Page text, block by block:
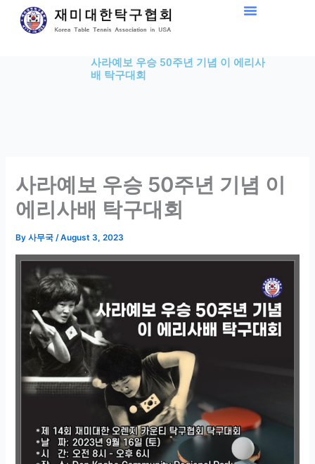
사라예보 우승 50주년 기념 이 에리사
배 탁구대회
사라예보 우승 50주년 기념 이
에리사배 탁구대회
By사무국/August 3, 2023